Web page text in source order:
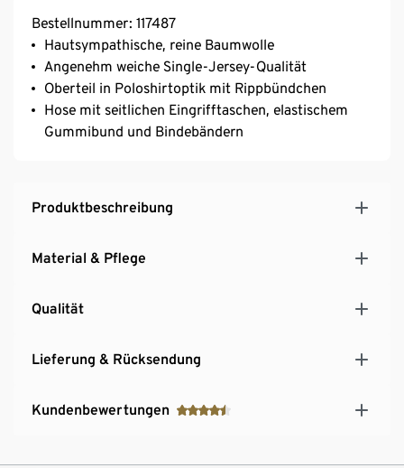
Bestellnummer: 117487
Hautsympathische, reine Baumwolle
Angenehm weiche Single-Jersey-Qualität
Oberteil in Poloshirtoptik mit Rippbündchen
Hose mit seitlichen Eingrifftaschen, elastischem
Gummibund und Bindebändern
Produktbeschreibung
Material & Pflege
Qualität
Lieferung & Rücksendung
Kundenbewertungen